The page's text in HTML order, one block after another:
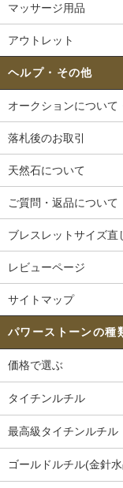
て好みがあるだけになかなか
り、石のパワーがより効果を
誕生月の石を使用したブレ
です。
ーン、4月は水晶とダイヤモ
5月はエメラルドと翡翠、6
石となっています。
7月はルビーとカーネリアン
水晶の中でもピンク色のロ
11月はトパーズとシトリン
す。
TITAN'stoneではそれぞれの
くご用意しております。
マッサージ用品
アウトレット
ヘルプ・その他
オークションについて
落札後のお取引
天然石について
ご質問・返品について
ブレスレットサイズ直
レビューページ
サイトマップ
パワーストーンの種
価格で選ぶ
タイチンルチル
最高級タイチンルチル
ゴールドルチル(金針